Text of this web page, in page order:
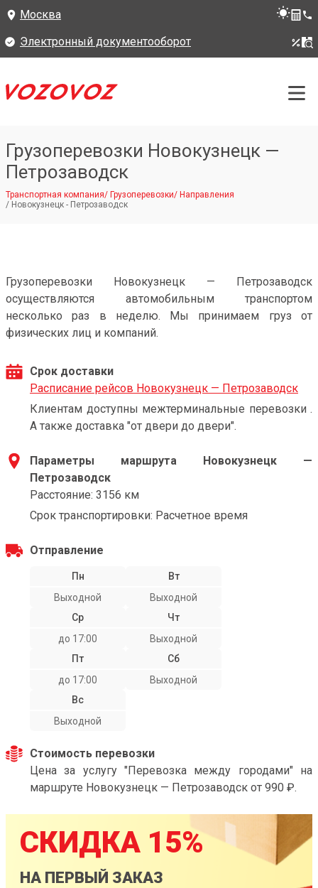
Москва
Электронный документооборот
Грузоперевозки Новокузнецк —
Петрозаводск
Транспортная компания/ Грузоперевозки/ Направления
/ Новокузнецк - Петрозаводск
Грузоперевозки Новокузнецк — Петрозаводск
осуществляются автомобильным транспортом
несколько раз в неделю. Мы принимаем груз от
физических лиц и компаний.
Срок доставки
Расписание рейсов Новокузнецк — Петрозаводск
Клиентам доступны межтерминальные перевозки .
А также доставка "от двери до двери".
Параметры маршрута Новокузнецк —
Петрозаводск
Расстояние: 3156 км
Срок транспортировки: Расчетное время
Отправление
Пн
Выходной
Вт
Выходной
Ср
до 17:00
Чт
Выходной
Пт
до 17:00
Сб
Выходной
Вс
Выходной
Стоимость перевозки
Цена за услугу "Перевозка между городами" на
маршруте Новокузнецк — Петрозаводск от 990 ₽.
СКИДКА 15%
НА ПЕРВЫЙ ЗАКАЗ